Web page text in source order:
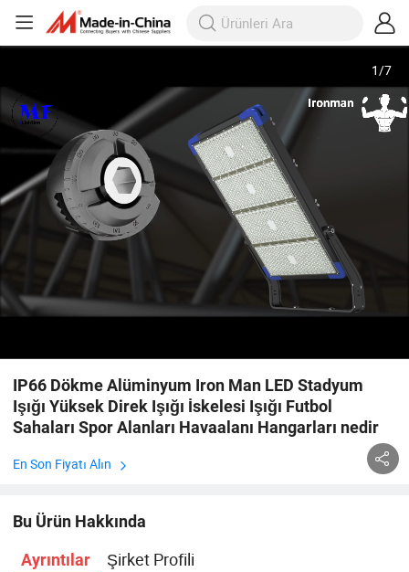
1/7
IP66 Dökme Alüminyum Iron Man LED Stadyum
Işığı Yüksek Direk Işığı İskelesi Işığı Futbol
Sahaları Spor Alanları Havaalanı Hangarları nedir
En Son Fiyatı Alın
Bu Ürün Hakkında
Ayrıntılar Şirket Profili